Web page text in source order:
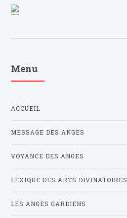
Menu
ACCUEIL
MESSAGE DES ANGES
VOYANCE DES ANGES
LEXIQUE DES ARTS DIVINATOIRES
LES ANGES GARDIENS